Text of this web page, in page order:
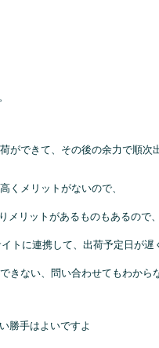
できて、その後の余力で順次
くメリットがないので、
リットがあるものもあるので
トに連携して、出荷予定日が遅
きない、問い合わせてもわから
勝手はよいですよ